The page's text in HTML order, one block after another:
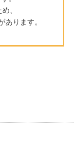
、
ります。